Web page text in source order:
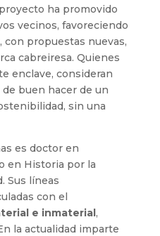
ha promovido
vecinos, favoreciendo
propuestas nuevas,
cabreiresa. Quienes
enclave, consideran
buen hacer de un
sin una
es doctor en
en Historia por la
Sus líneas
con el
e inmaterial,
la actualidad imparte